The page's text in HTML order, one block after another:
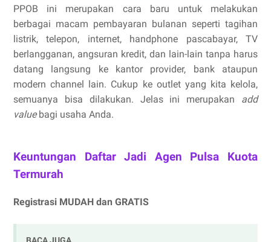
PPOB ini merupakan cara baru untuk melakukan
berbagai macam pembayaran bulanan seperti tagihan
listrik, telepon, internet, handphone pascabayar, TV
berlangganan, angsuran kredit, dan lain-lain tanpa harus
datang langsung ke kantor provider, bank ataupun
modern channel lain. Cukup ke outlet yang kita kelola,
semuanya bisa dilakukan. Jelas ini merupakan add
valuebagi usaha Anda.
Keuntungan Daftar Jadi Agen Pulsa Kuota
Termurah
Registrasi MUDAH dan GRATIS